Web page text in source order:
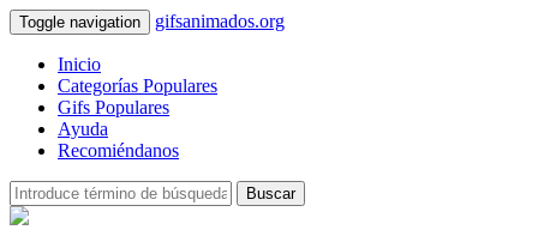
Toggle navigation gifsanimados.org
Inicio
Categorías Populares
Gifs Populares
Ayuda
Recomiéndanos
Buscar